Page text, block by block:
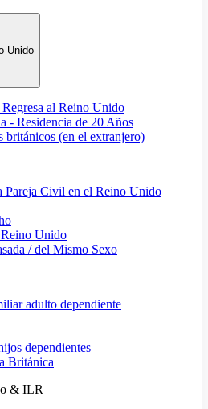
Unido
al Reino Unido
- Residencia de 20 Años
británicos (en el extranjero)
Pareja Civil en el Reino Unido
Unido
/ del Mismo Sexo
adulto dependiente
dependientes
Británica
& ILR